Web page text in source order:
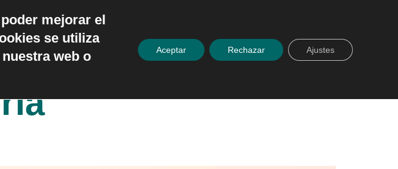
CONTACTO Trabaja con nosotros ACCESO PLATAFORMA
mejorar el
se utiliza
web o
Aceptar Rechazar Ajustes